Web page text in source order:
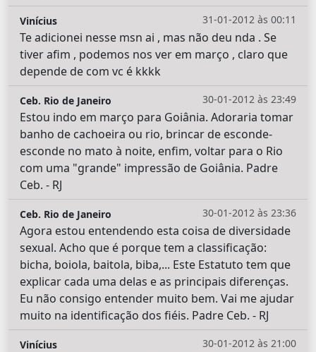
31-01-2012 às 00:11
Vinícius
Te adicionei nesse msn ai , mas não deu nda . Se
tiver afim , podemos nos ver em março , claro que
depende de com vc é kkkk
30-01-2012 às 23:49
Ceb. Rio de Janeiro
Estou indo em março para Goiânia. Adoraria tomar
banho de cachoeira ou rio, brincar de esconde-
esconde no mato à noite, enfim, voltar para o Rio
com uma "grande" impressão de Goiânia. Padre
Ceb. - RJ
30-01-2012 às 23:36
Ceb. Rio de Janeiro
Agora estou entendendo esta coisa de diversidade
sexual. Acho que é porque tem a classificação:
bicha, boiola, baitola, biba,... Este Estatuto tem que
explicar cada uma delas e as principais diferenças.
Eu não consigo entender muito bem. Vai me ajudar
muito na identificação dos fiéis. Padre Ceb. - RJ
30-01-2012 às 21:00
Vinícius